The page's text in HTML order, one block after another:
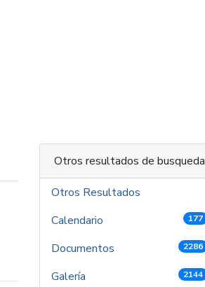
Otros resultados de busqueda
Otros Resultados
Calendario
177
Documentos 2286
Galería 2144